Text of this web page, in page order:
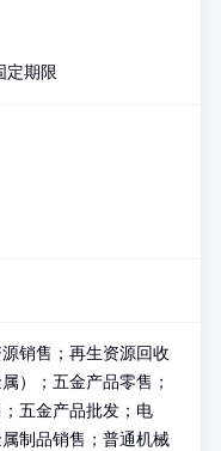
定期限
销售；再生资源回收
）；五金产品零售；
五金产品批发；电
制品销售；普通机械